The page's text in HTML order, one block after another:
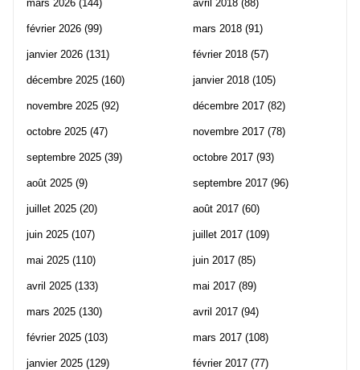
mars 2026 (144)
février 2026 (99)
janvier 2026 (131)
décembre 2025 (160)
novembre 2025 (92)
octobre 2025 (47)
septembre 2025 (39)
août 2025 (9)
juillet 2025 (20)
juin 2025 (107)
mai 2025 (110)
avril 2025 (133)
mars 2025 (130)
février 2025 (103)
janvier 2025 (129)
avril 2018 (88)
mars 2018 (91)
février 2018 (57)
janvier 2018 (105)
décembre 2017 (82)
novembre 2017 (78)
octobre 2017 (93)
septembre 2017 (96)
août 2017 (60)
juillet 2017 (109)
juin 2017 (85)
mai 2017 (89)
avril 2017 (94)
mars 2017 (108)
février 2017 (77)